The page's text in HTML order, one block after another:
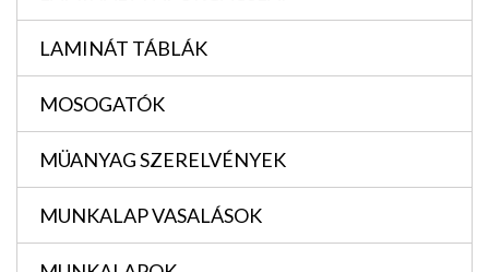
LAMINÁT TÁBLÁK
MOSOGATÓK
MÜANYAG SZERELVÉNYEK
MUNKALAP VASALÁSOK